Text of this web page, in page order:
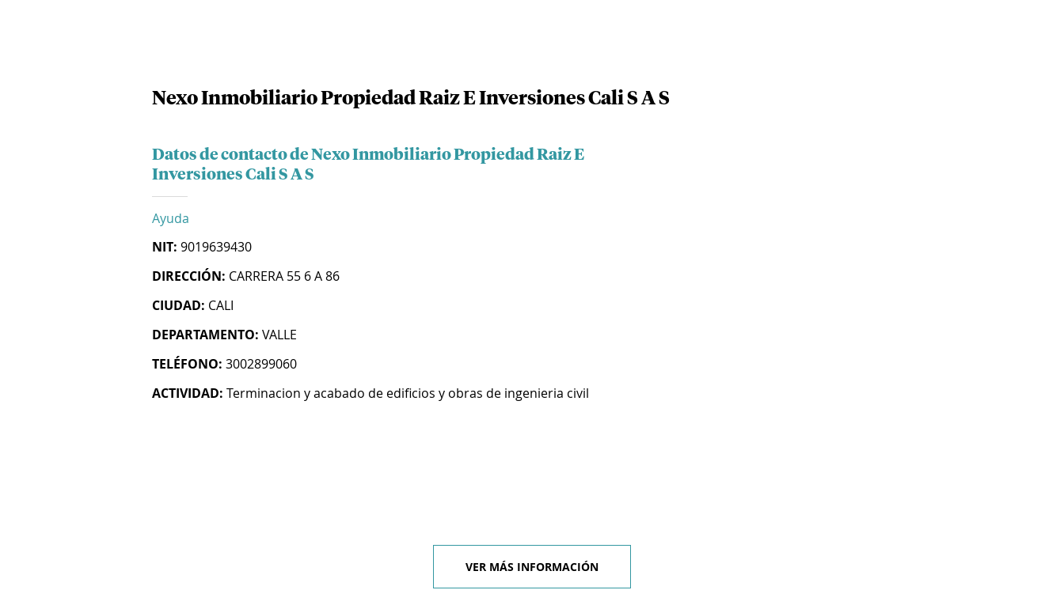
Nexo Inmobiliario Propiedad Raiz E Inversiones Cali S A S
Datos de contacto de Nexo Inmobiliario Propiedad Raiz E
Inversiones Cali S A S
Ayuda
NIT: 9019639430
DIRECCIÓN: CARRERA 55 6 A 86
CIUDAD: CALI
DEPARTAMENTO: VALLE
TELÉFONO: 3002899060
ACTIVIDAD: Terminacion y acabado de edificios y obras de ingenieria civil
VER MÁS INFORMACIÓN